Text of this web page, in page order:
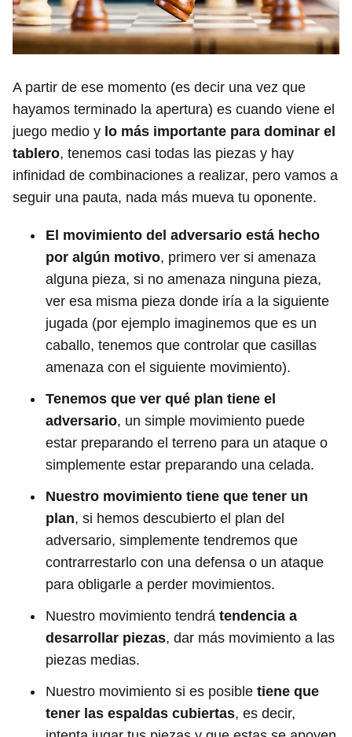
A partir de ese momento (es decir una vez que
hayamos terminado la apertura) es cuando viene el
juego medio y lo más importante para dominar el
tablero, tenemos casi todas las piezas y hay
infinidad de combinaciones a realizar, pero vamos a
seguir una pauta, nada más mueva tu oponente.
El movimiento del adversario está hecho
por algún motivo, primero ver si amenaza
alguna pieza, si no amenaza ninguna pieza,
ver esa misma pieza donde iría a la siguiente
jugada (por ejemplo imaginemos que es un
caballo, tenemos que controlar que casillas
amenaza con el siguiente movimiento).
Tenemos que ver qué plan tiene el
adversario, un simple movimiento puede
estar preparando el terreno para un ataque o
simplemente estar preparando una celada.
Nuestro movimiento tiene que tener un
plan, si hemos descubierto el plan del
adversario, simplemente tendremos que
contrarrestarlo con una defensa o un ataque
para obligarle a perder movimientos.
Nuestro movimiento tendrá tendencia a
desarrollar piezas, dar más movimiento a las
piezas medias.
Nuestro movimiento si es posible tiene que
tener las espaldas cubiertas, es decir,